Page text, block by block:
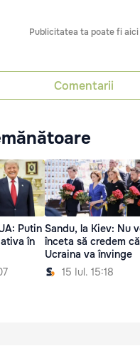
Publicitatea ta poate fi aici
Comentarii
Putin
în
Sandu, la Kiev: Nu
înceta să credem că
Ucraina va învinge
15 Iul. 15:18